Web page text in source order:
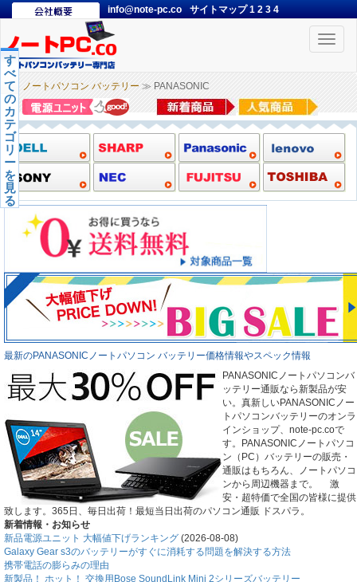
info@note-pc.co サイトマップ1 2 3 4
Toggle
ノートパソコン バッテリー ≫ PANASONIC
す
べ
て
の
カ
テ
ゴ
リ
ー
を
見
る
最新のPANASONICノートパソコン バッテリー価格情報やスペック情報
PANASONICノートパソコンバ
ッテリー通販なら新製品が安
い。真新しいPANASONICノー
トパソコンバッテリーのオンラ
インショップ、note-pc.coで
す。PANASONICノートパソコ
ン（PC）バッテリーの販売・
通販はもちろん、ノートパソコ
ンから周辺機器まで。 激
安・超特価で全国の皆様に提供
致します。365日、毎日出荷！最短当日出荷のパソコン通販 ドスパラ。
新着情報・お知らせ
新品電源ユニット 大幅値下げランキング (2026-08-08)
Galaxy Gear s3のバッテリーがすぐに消耗する問題を解決する方法
携帯電話の膨らみの理由
新製品！ ホット！ 交換用Bose SoundLink Mini 2シリーズバッテリー